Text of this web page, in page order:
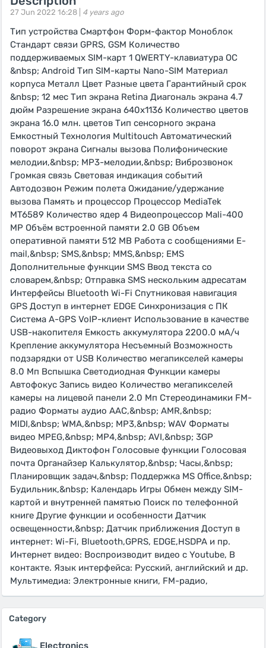
27 Jun 2022 16:28 | 4 years ago
Тип устройства Смартфон Форм-фактор Моноблок
Стандарт связи GPRS, GSM Количество
поддерживаемых SIM-карт 1 QWERTY-клавиатура ОС
&nbsp; Android Тип SIM-карты Nano-SIM Материал
корпуса Металл Цвет Разные цвета Гарантийный срок
&nbsp; 12 мес Тип экрана Retina Диагональ экрана 4.7
дюйм Разрешение экрана 640x1136 Количество цветов
экрана 16.0 млн. цветов Тип сенсорного экрана
Емкостный Технология Multitouch Автоматический
поворот экрана Сигналы вызова Полифонические
мелодии,&nbsp; MP3-мелодии,&nbsp; Виброзвонок
Громкая связь Световая индикация событий
Автодозвон Режим полета Ожидание/удержание
вызова Память и процессор Процессор MediaTek
MT6589 Количество ядер 4 Видеопроцессор Mali-400
MP Объём встроенной памяти 2.0 GB Объем
оперативной памяти 512 MB Работа с сообщениями E-
mail,&nbsp; SMS,&nbsp; MMS,&nbsp; EMS
Дополнительные функции SMS Ввод текста со
словарем,&nbsp; Отправка SMS нескольким адресатам
Интерфейсы Bluetooth Wi-Fi Спутниковая навигация
GPS Доступ в интернет EDGE Синхронизация с ПК
Система A-GPS VoIP-клиент Использование в качестве
USB-накопителя Емкость аккумулятора 2200.0 мА/ч
Крепление аккумулятора Несъемный Возможность
подзарядки от USB Количество мегапикселей камеры
8.0 Мп Вспышка Светодиодная Функции камеры
Автофокус Запись видео Количество мегапикселей
камеры на лицевой панели 2.0 Мп Стереодинамики FM-
радио Форматы аудио AAC,&nbsp; AMR,&nbsp;
MIDI,&nbsp; WMA,&nbsp; MP3,&nbsp; WAV Форматы
видео MPEG,&nbsp; MP4,&nbsp; AVI,&nbsp; 3GP
Видеовыход Диктофон Голосовые функции Голосовая
почта Органайзер Калькулятор,&nbsp; Часы,&nbsp;
Планировщик задач,&nbsp; Поддержка MS Office,&nbsp;
Будильник,&nbsp; Календарь Игры Обмен между SIM-
картой и внутренней памятью Поиск по телефонной
книге Другие функции и особенности Датчик
освещенности,&nbsp; Датчик приближения Доступ в
интернет: Wi-Fi, Bluetooth,GPRS, EDGE,НSDPA и пр.
Интернет видео: Воспроизводит видео с Youtube, В
контакте. Язык интерфейса: Русский, английский и др.
Мультимедиа: Электронные книги, FM-радио,
Category
Electronics